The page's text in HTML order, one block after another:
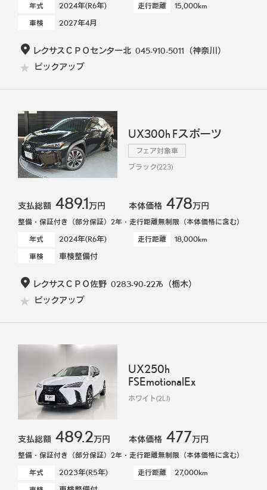
年式
2024年(R6年) 走行距離 15,000km
車検 2027年4月
レクサスＣＰＯセンター北 045-910-5011 （神奈川）
ピックアップ
UX300h Fスポーツ
フェア対象車
ブラック(223)
支払総額 489.1万円 本体価格 478万円
整備・保証付き（部分保証）2年・走行距離無制限（本体価格に含む）
年式
2024年(R6年) 走行距離 18,000km
車検 車検整備付
レクサスＣＰＯ佐野 0283-90-2276（栃木）
ピックアップ
UX250h
FSEmotionalEx
ホワイト(2LJ)
支払総額 489.2万円 本体価格 477万円
整備・保証付き（部分保証）2年・走行距離無制限（本体価格に含む）
年式
2023年(R5年) 走行距離 27,000km